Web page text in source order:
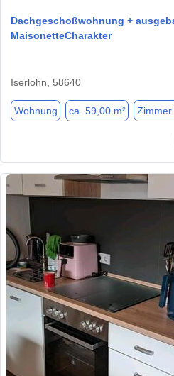
Dachgeschoßwohnung +
MaisonetteCharakter
Iserlohn, 58640
Wohnung ca. 59,00 m² Zimmer